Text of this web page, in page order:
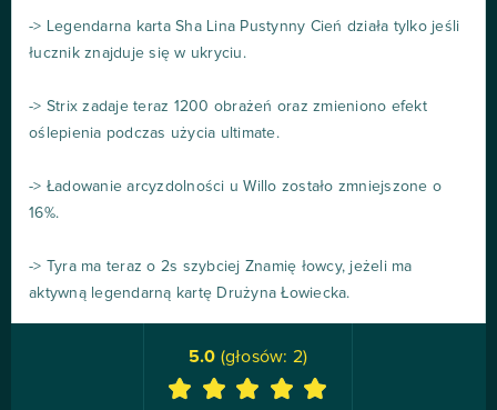
-> Legendarna karta Sha Lina Pustynny Cień działa tylko jeśli
łucznik znajduje się w ukryciu.
-> Strix zadaje teraz 1200 obrażeń oraz zmieniono efekt
oślepienia podczas użycia ultimate.
-> Ładowanie arcyzdolności u Willo zostało zmniejszone o
16%.
-> Tyra ma teraz o 2s szybciej Znamię łowcy, jeżeli ma
aktywną legendarną kartę Drużyna Łowiecka.
5.0 (głosów: 2)